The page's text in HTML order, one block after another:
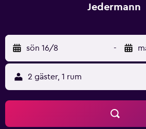
Jedermann
sön 16/8 -
2 gäster, 1 rum